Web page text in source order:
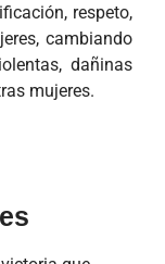
respeto,
cambiando
dañinas
mujeres.